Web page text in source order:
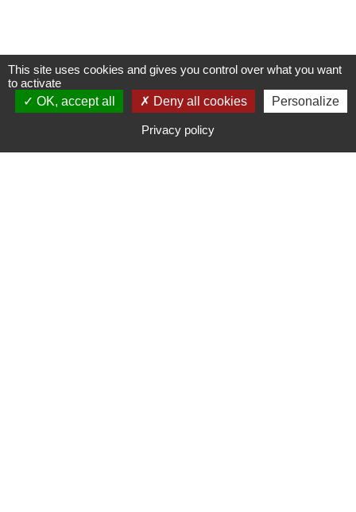
S'INSCRIRE À UNE FORMATION
This site uses cookies and gives you control over what you want
to activate
OK, accept all
Deny all cookies Personalize
Privacy policy